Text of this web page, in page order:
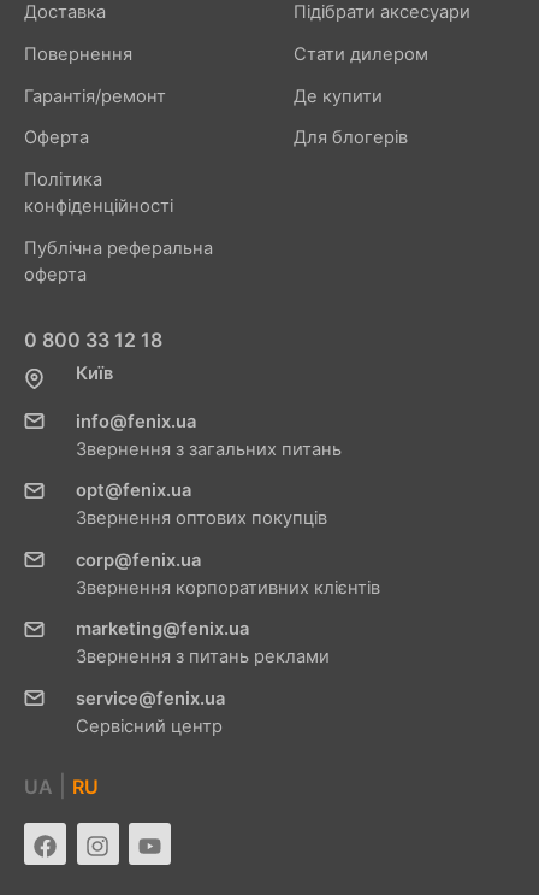
Доставка
Повернення
Гарантія/ремонт
Оферта
Політика
конфіденційності
Публічна реферальна
оферта
Підібрати аксесуари
Стати дилером
Де купити
Для блогерів
0 800 33 12 18
Київ
info@fenix.ua
Звернення з загальних питань
opt@fenix.ua
Звернення оптових покупців
corp@fenix.ua
Звернення корпоративних клієнтів
marketing@fenix.ua
Звернення з питань реклами
service@fenix.ua
Сервісний центр
UA RU